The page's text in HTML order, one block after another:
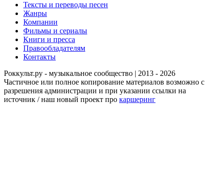
Тексты и переводы песен
Жанры
Компании
Фильмы и сериалы
Книги и пресса
Правообладателям
Контакты
Роккульт.ру - музыкальное сообщество | 2013 - 2026
Частичное или полное копирование материалов возможно с
разрешения администрации и при указании ссылки на
источник / наш новый проект про каршеринг